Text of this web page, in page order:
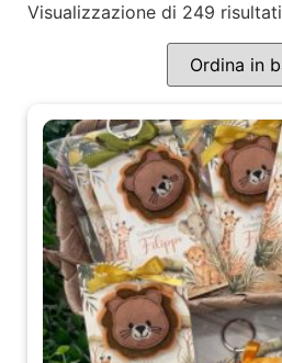
Visualizzazione di 249 risultati